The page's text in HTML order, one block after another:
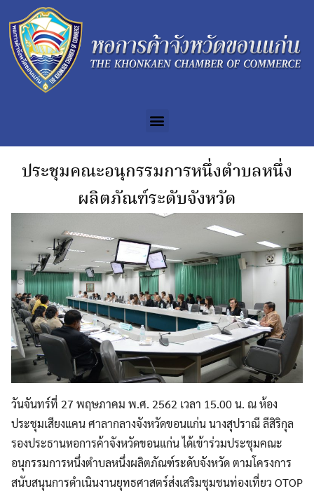
ประชุมคณะอนุกรรมการหนึ่งตำบลหนึ่ง
ผลิตภัณฑ์ระดับจังหวัด
วันจันทร์ที่ 27 พฤษภาคม พ.ศ. 2562 เวลา 15.00 น. ณ ห้อง
ประชุมเสียงแคน ศาลากลางจังหวัดขอนแก่น นางสุปราณี ลีสิริกุล
รองประธานหอการค้าจังหวัดขอนแก่น ได้เข้าร่วมประชุมคณะ
อนุกรรมการหนึ่งตำบลหนึ่งผลิตภัณฑ์ระดับจังหวัด ตามโครงการ
สนับสนุนการดำเนินงานยุทธศาสตร์ส่งเสริมชุมชนท่องเที่ยว OTOP